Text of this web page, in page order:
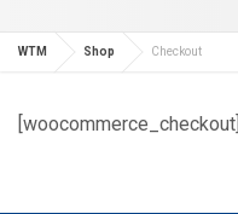
WTM Shop Checkout
[woocommerce_checkout]